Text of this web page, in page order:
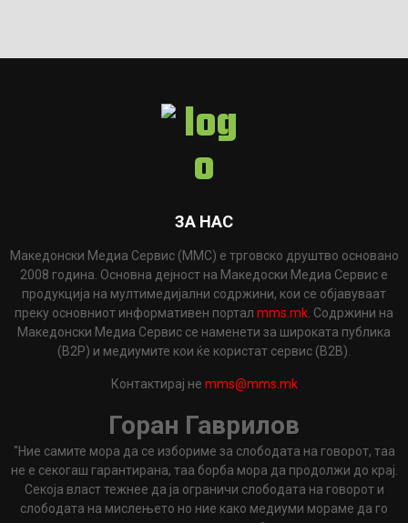
ЗА НАС
Македонски Медиа Сервис (ММС) е трговско друштво основано
2008 година. Основна дејност на Македоски Медиа Сервис е
продукција на мултимедијални содржини, кои се објавуваат
преку основниот информативен портал mms.mk . Содржини на
Македонски Медиа Сервис се наменети за широката публика
(B2P) и медиумите кои ќе користат сервис (B2B).
Контактирај не mms@mms.mk
Горан Гаврилов
"Ние самите мора да се избориме за слободата на говорот, таа
не е секогаш гарантирана, таа борба мора да продолжи до крај.
Секоја власт тежнее да ја ограничи слободата на говорот и
слободата на мислењето но ние како медиуми мораме да го